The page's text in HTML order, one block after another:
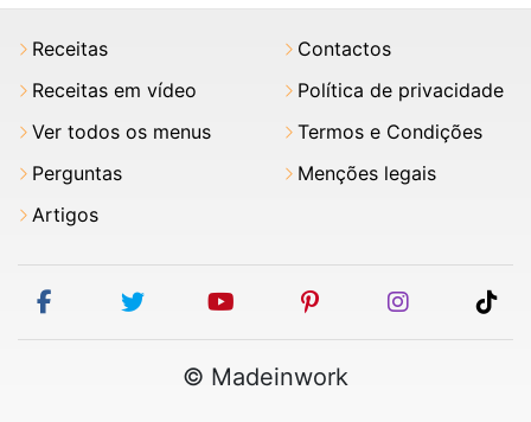
Receitas
Receitas em vídeo
Ver todos os menus
Perguntas
Artigos
Contactos
Política de privacidade
Termos e Condições
Menções legais
facebooktwitter youtubepinterestinstagram
© Madeinwork